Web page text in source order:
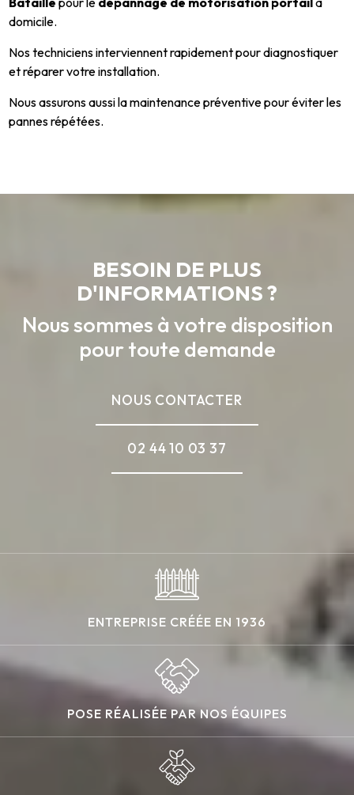
domicile.
Nos techniciens interviennent rapidement pour diagnostiquer
et réparer votre installation.
Nous assurons aussi la maintenance préventive pour éviter les
pannes répétées.
BESOIN DE PLUS
D'INFORMATIONS ?
Nous sommes à votre disposition
pour toute demande
NOUS CONTACTER
02 44 10 03 37
ENTREPRISE CRÉÉE EN 1936
POSE RÉALISÉE PAR NOS ÉQUIPES